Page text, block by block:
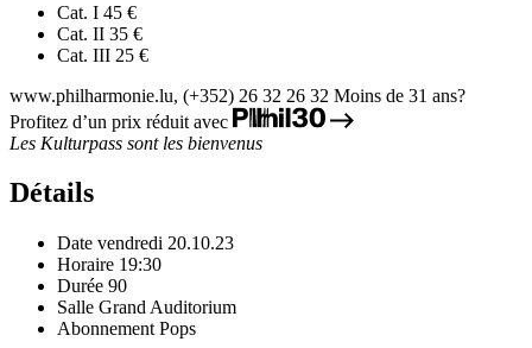
Cat. I 45 €
Cat. II 35 €
Cat. III 25 €
www.philharmonie.lu, (+352) 26 32 26 32 Moins de 31 ans?
Profitez d’un prix réduit avec
Les Kulturpass sont les bienvenus
Détails
Date vendredi 20.10.23
Horaire 19:30
Durée 90
Salle Grand Auditorium
Abonnement Pops